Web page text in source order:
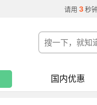
请用 3 秒
国内优惠